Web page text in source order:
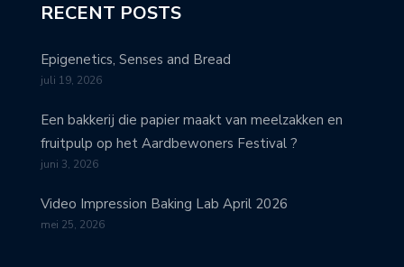
RECENT POSTS
Epigenetics, Senses and Bread
juli 19, 2026
Een bakkerij die papier maakt van meelzakken en
fruitpulp op het Aardbewoners Festival ?
juni 3, 2026
Video Impression Baking Lab April 2026
mei 25, 2026